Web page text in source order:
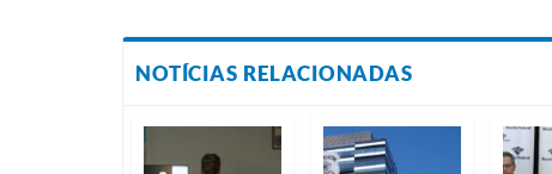
NOTÍCIAS RELACIONADAS